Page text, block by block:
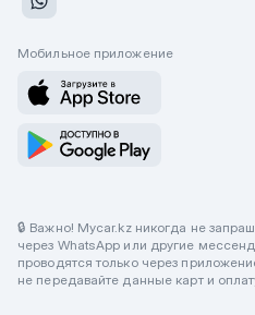
Мобильное приложение
🔒 Важно! Mycar.kz никогда не
через WhatsApp или другие
проводятся только через
не передавайте данные карт и